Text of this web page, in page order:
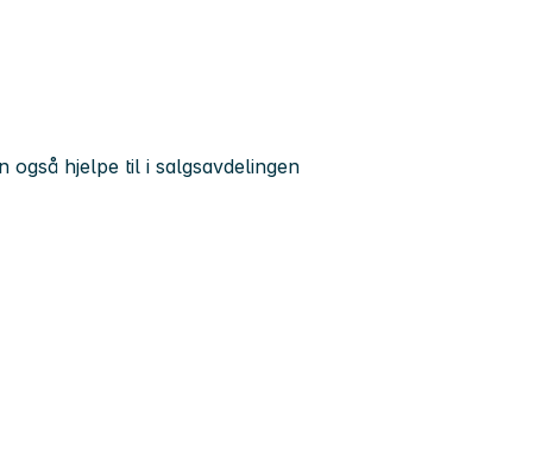
også hjelpe til i salgsavdelingen